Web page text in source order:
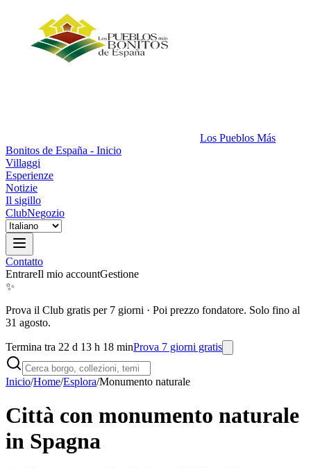
Los Pueblos Más
Bonitos de España - Inicio
Villaggi
Esperienze
Notizie
Il sigillo
ClubNegozio
Contatto
EntrareIl mio accountGestione
✨
Prova il Club gratis per 7 giorni · Poi prezzo fondatore. Solo fino al
31 agosto.
Termina tra 22 d 13 h 18 minProva 7 giorni gratis
Inicio/Home/Esplora/Monumento naturale
Città con monumento naturale
in Spagna